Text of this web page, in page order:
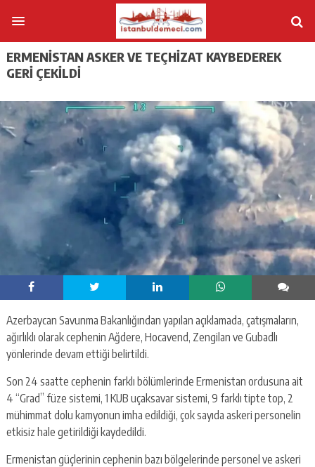
ERMENISTAN ASKER VE TEÇHIZAT KAYBEDEREK
GERI ÇEKILDI
Azerbaycan Savunma Bakanlığından yapılan açıklamada, çatışmaların,
ağırlıklı olarak cephenin Ağdere, Hocavend, Zengilan ve Gubadlı
yönlerinde devam ettiği belirtildi.
Son 24 saatte cephenin farklı bölümlerinde Ermenistan ordusuna ait
4 “Grad” füze sistemi, 1 KUB uçaksavar sistemi, 9 farklı tipte top, 2
mühimmat dolu kamyonun imha edildiği, çok sayıda askeri personelin
etkisiz hale getirildiği kaydedildi.
Ermenistan güçlerinin cephenin bazı bölgelerinde personel ve askeri